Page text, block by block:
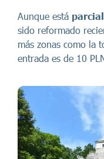
Aunque está
sido reformado
más zonas como la
entrada es de 10